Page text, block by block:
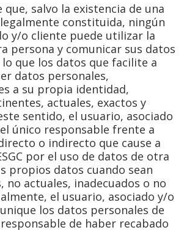
que, salvo la existencia de una
constituida, ningún
y/o cliente puede utilizar la
persona y comunicar sus datos
que los datos que facilite a
datos personales,
a su propia identidad,
actuales, exactos y
sentido, el usuario, asociado
único responsable frente a
o indirecto que cause a
por el uso de datos de otra
propios datos cuando sean
no actuales, inadecuados o no
el usuario, asociado y/o
los datos personales de
de haber recabado